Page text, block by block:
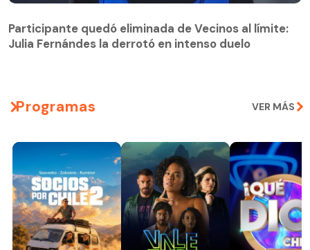
Julia Fernándes la derrotó en intenso duelo
Participante quedó eliminada de Vecinos al límite:
Julia Fernándes la derrotó en intenso duelo
Programas VER MÁS